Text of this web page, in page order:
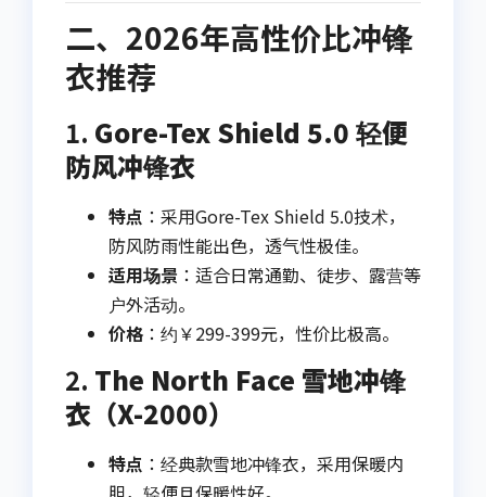
二、2026年高性价比冲锋
衣推荐
1. Gore-Tex Shield 5.0 轻便
防风冲锋衣
特点 ：采用Gore-Tex Shield 5.0技术，
防风防雨性能出色，透气性极佳。
适用场景 ：适合日常通勤、徒步、露营等
户外活动。
价格 ：约￥299-399元，性价比极高。
2. The North Face 雪地冲锋
衣（X-2000）
特点 ：经典款雪地冲锋衣，采用保暖内